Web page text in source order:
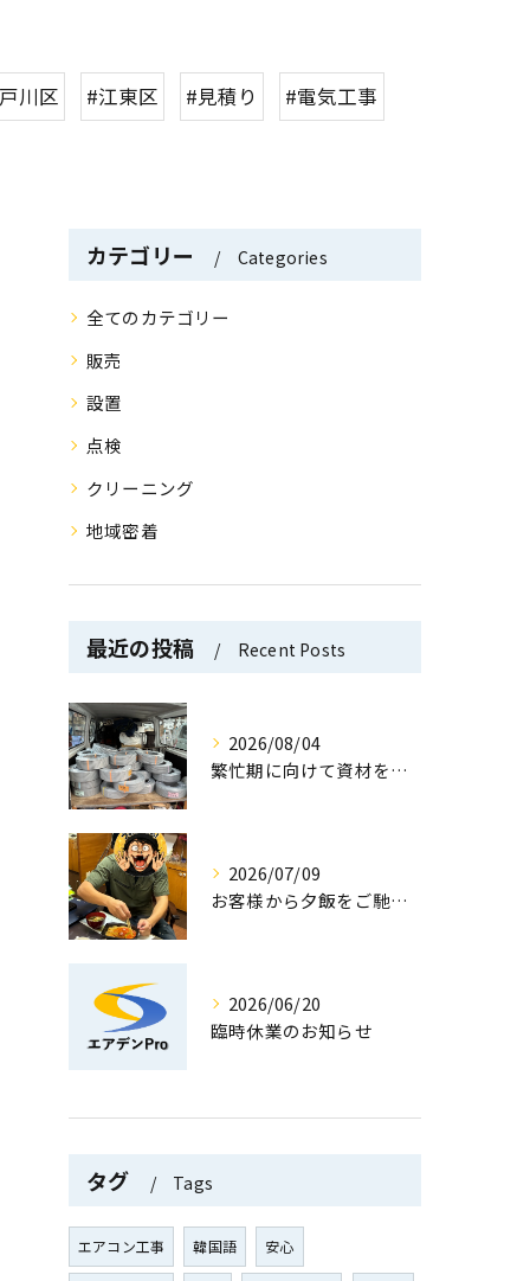
川区 #江東区 #見積り
#電気工事
カテゴリー Categories
全てのカテゴリー
販売
設置
点検
クリーニング
地域密着
最近の投稿 Recent Posts
2026/08/04
繁忙期に向けて資材を大量補充！万全の体制でお客様をお待ちしています！
2026/07/09
お客様から夕飯をご馳走いただきました！
2026/06/20
臨時休業のお知らせ
タグ Tags
エアコン工事 韓国語 安心